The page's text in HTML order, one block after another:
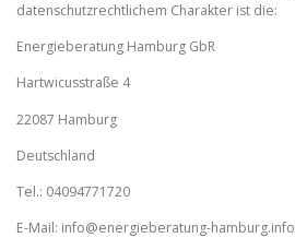
datenschutzrechtlichem Charakter ist die:
Energieberatung Hamburg GbR
Hartwicusstraße 4
22087 Hamburg
Deutschland
Tel.: 04094771720
E-Mail: info@energieberatung-hamburg.info